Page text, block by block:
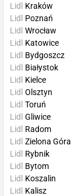
Lidl
Kraków
Lidl
Poznań
Lidl Wrocław
Lidl
Katowice
Lidl
Bydgoszcz
Lidl
Białystok
Lidl
Kielce
Lidl Olsztyn
Lidl Toruń
Lidl Gliwice
Lidl
Radom
Lidl Zielona Góra
Lidl
Rybnik
Lidl
Bytom
Lidl
Koszalin
Lidl
Kalisz